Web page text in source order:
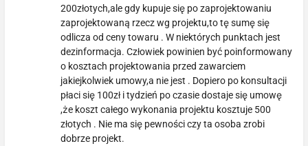
200złotych,ale gdy kupuje się po zaprojektowaniu
zaprojektowaną rzecz wg projektu,to tę sumę się
odlicza od ceny towaru . W niektórych punktach jest
dezinformacja. Człowiek powinien być poinformowany
o kosztach projektowania przed zawarciem
jakiejkolwiek umowy,a nie jest . Dopiero po konsultacji
płaci się 100zł i tydzień po czasie dostaje się umowę
,że koszt całego wykonania projektu kosztuje 500
złotych . Nie ma się pewności czy ta osoba zrobi
dobrze projekt.